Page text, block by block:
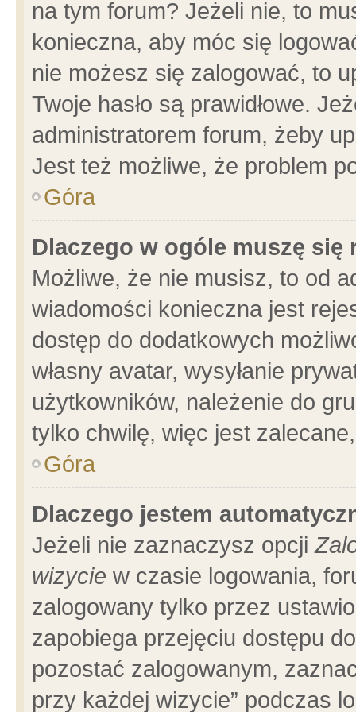
na tym forum? Jeżeli nie, to
konieczna, aby móc się
nie możesz się zalogować, to
Twoje hasło są prawidłowe.
administratorem forum, żeby
Jest też możliwe, że problem
Góra
Dlaczego w ogóle muszę się
Możliwe, że nie musisz, to od
wiadomości konieczna jest
dostęp do dodatkowych
własny avatar, wysyłanie
użytkowników, należenie do
tylko chwilę, więc jest
Góra
Dlaczego jestem
Jeżeli nie zaznaczysz opcji
wizycie w czasie logowania,
zalogowany tylko przez
zapobiega przejęciu dostępu
pozostać zalogowanym,
przy każdej wizycie” podczas